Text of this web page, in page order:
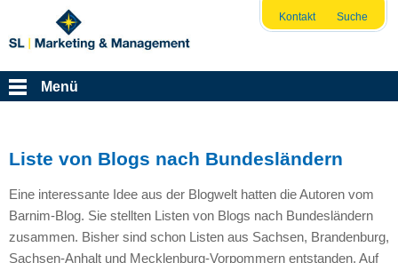
Kontakt Suche
Menü
Liste von Blogs nach Bundesländern
Eine interessante Idee aus der Blogwelt hatten die Autoren vom
Barnim-Blog. Sie stellten Listen von Blogs nach Bundesländern
zusammen. Bisher sind schon Listen aus Sachsen, Brandenburg,
Sachsen-Anhalt und Mecklenburg-Vorpommern entstanden. Auf